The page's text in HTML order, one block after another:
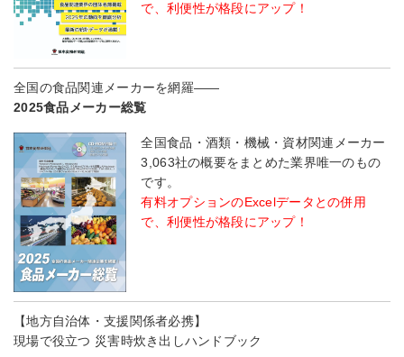
で、利便性が格段にアップ！
全国の食品関連メーカーを網羅――
2025食品メーカー総覧
全国食品・酒類・機械・資材関連メーカー
3,063社の概要をまとめた業界唯一のもの
です。
有料オプションのExcelデータとの併用
で、利便性が格段にアップ！
【地方自治体・支援関係者必携】
現場で役立つ 災害時炊き出しハンドブック